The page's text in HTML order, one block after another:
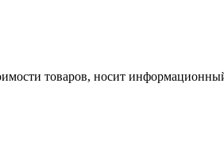
товаров, носит